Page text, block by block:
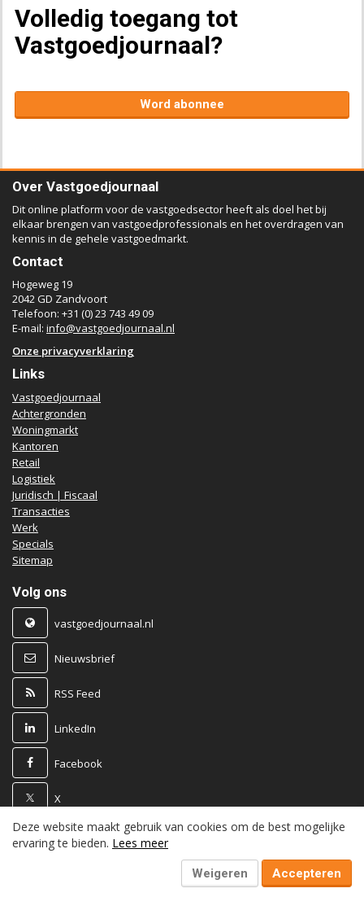
Volledig toegang tot
Vastgoedjournaal?
Word abonnee
Over Vastgoedjournaal
Dit online platform voor de vastgoedsector heeft als doel het bij
elkaar brengen van vastgoedprofessionals en het overdragen van
kennis in de gehele vastgoedmarkt.
Contact
Hogeweg 19
2042 GD Zandvoort
Telefoon: +31 (0) 23 743 49 09
E-mail: info@vastgoedjournaal.nl
Onze privacyverklaring
Links
Vastgoedjournaal
Achtergronden
Woningmarkt
Kantoren
Retail
Logistiek
Juridisch | Fiscaal
Transacties
Werk
Specials
Sitemap
Volg ons
vastgoedjournaal.nl
Nieuwsbrief
RSS Feed
LinkedIn
Facebook
X
Powered by
Deze website maakt gebruik van cookies om de best mogelijke
ervaring te bieden. Lees meer
Weigeren Accepteren